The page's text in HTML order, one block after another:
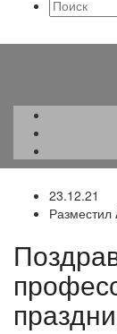
23.12.21
Разместил